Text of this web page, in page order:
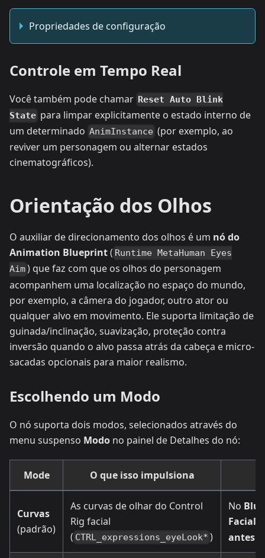
Propriedades de configuração
Controle em Tempo Real
Você também pode chamar Reset Auto Blink
State para limpar explicitamente o estado interno de
um determinado AnimInstance (por exemplo, ao
reviver um personagem ou alternar estados
cinematográficos).
Orientação dos Olhos
O auxiliar de direcionamento dos olhos é um nó do
Animation Blueprint( Runtime MetaHuman Eyes
Aim) que faz com que os olhos do personagem
acompanhem uma localização no espaço do mundo,
por exemplo, a câmera do jogador, outro ator ou
qualquer alvo em movimento. Ele suporta limitação de
guinada/inclinação, suavização, proteção contra
inversão quando o alvo passa atrás da cabeça e micro-
sacadas opcionais para maior realismo.
Escolhendo um Modo
O nó suporta dois modos, selecionados através do
menu suspenso Modo no painel de Detalhes do nó:
Mode O que isso impulsiona
Curvas
(padrão)
As curvas de olhar do Control
Rig facial
( CTRL_expressions_eyeLook* )
No
Facial
antes